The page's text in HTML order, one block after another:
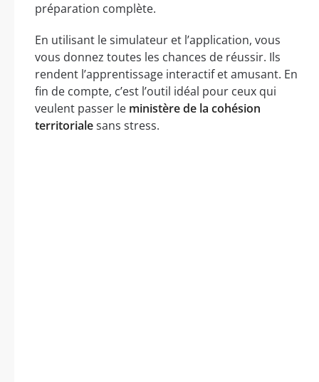
préparation complète.
En utilisant le simulateur et l’application, vous
vous donnez toutes les chances de réussir. Ils
rendent l’apprentissage interactif et amusant. En
fin de compte, c’est l’outil idéal pour ceux qui
veulent passer le ministère de la cohésion
territorialesans stress.